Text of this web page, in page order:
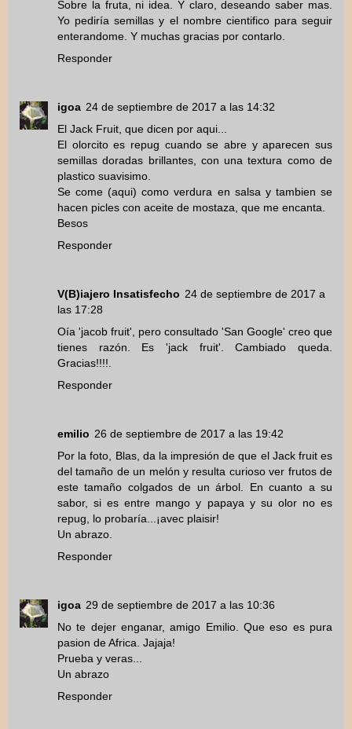
Sobre la fruta, ni idea. Y claro, deseando saber mas.
Yo pediría semillas y el nombre cientifico para seguir
enterandome. Y muchas gracias por contarlo.
Responder
igoa 24 de septiembre de 2017 a las 14:32
El Jack Fruit, que dicen por aqui...
El olorcito es repug cuando se abre y aparecen sus
semillas doradas brillantes, con una textura como de
plastico suavisimo.
Se come (aqui) como verdura en salsa y tambien se
hacen picles con aceite de mostaza, que me encanta.
Besos
Responder
V(B)iajero Insatisfecho 24 de septiembre de 2017 a
las 17:28
Oía 'jacob fruit', pero consultado 'San Google' creo que
tienes razón. Es 'jack fruit'. Cambiado queda.
Gracias!!!!.
Responder
emilio 26 de septiembre de 2017 a las 19:42
Por la foto, Blas, da la impresión de que el Jack fruit es
del tamaño de un melón y resulta curioso ver frutos de
este tamaño colgados de un árbol. En cuanto a su
sabor, si es entre mango y papaya y su olor no es
repug, lo probaría...¡avec plaisir!
Un abrazo.
Responder
igoa 29 de septiembre de 2017 a las 10:36
No te dejer enganar, amigo Emilio. Que eso es pura
pasion de Africa. Jajaja!
Prueba y veras...
Un abrazo
Responder